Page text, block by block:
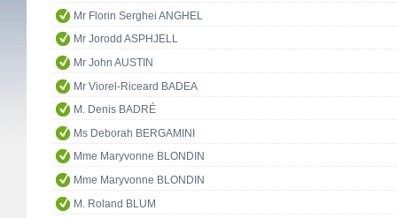
Mr Florin Serghei ANGHEL
Mr Jorodd ASPHJELL
Mr John AUSTIN
Mr Viorel-Riceard BADEA
M. Denis BADRÉ
Ms Deborah BERGAMINI
Mme Maryvonne BLONDIN
Mme Maryvonne BLONDIN
M. Roland BLUM